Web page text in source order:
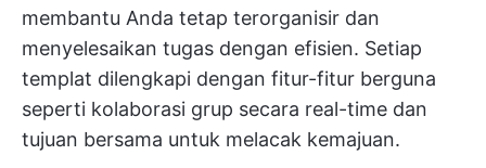
membantu Anda tetap terorganisir dan
menyelesaikan tugas dengan efisien. Setiap
templat dilengkapi dengan fitur-fitur berguna
seperti kolaborasi grup secara real-time dan
tujuan bersama untuk melacak kemajuan.